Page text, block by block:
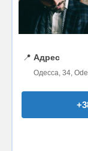
📍 Адрес
Одесса, 34,